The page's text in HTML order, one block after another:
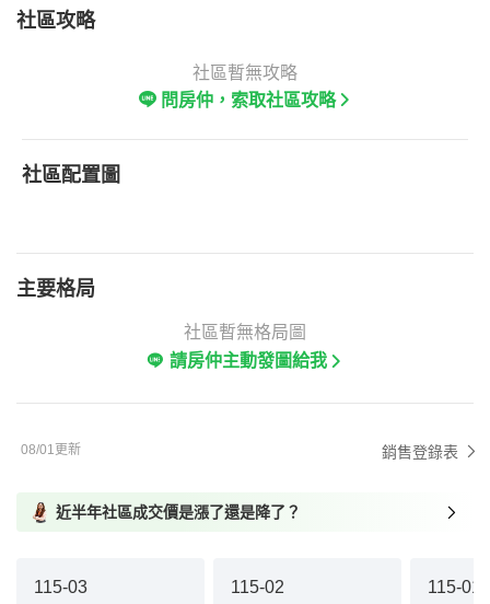
社區攻略
社區暫無攻略
問房仲，索取社區攻略
社區配置圖
主要格局
社區暫無格局圖
請房仲主動發圖給我
08/01更新 銷售登錄表
近半年社區成交價是漲了還是降了？
115-03 115-02 115-01